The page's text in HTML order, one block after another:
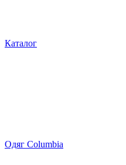
Каталог
Одяг Columbia